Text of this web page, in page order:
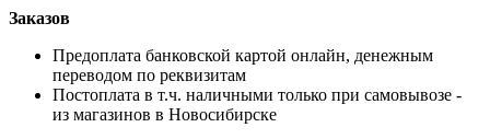
Заказов
Предоплата банковской картой онлайн, денежным
переводом по реквизитам
Постоплата в т.ч. наличными только при самовывозе -
из магазинов в Новосибирске